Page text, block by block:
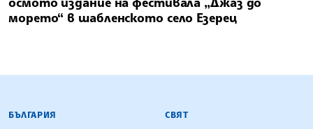
морето“ в шабленското село Езерец
БЪЛГАРСКА ТЕЛЕГРАФНА АГЕНЦИЯ
БЪЛГАРИЯ СВЯТ